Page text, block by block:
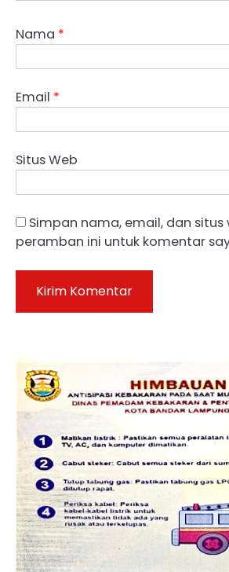
Nama *
Email *
Situs Web
Simpan nama, email, dan
peramban ini untuk komentar